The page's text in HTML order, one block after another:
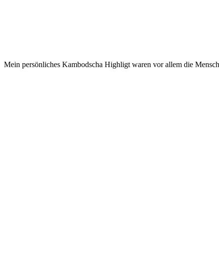
Mein persönliches Kambodscha Highligt waren vor allem die